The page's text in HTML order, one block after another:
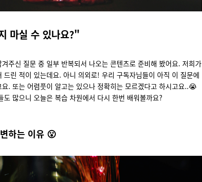
마실 수 있나요?"
주신 질문 중 일부 반복되서 나오는 콘텐츠로 준비해 봤어요. 저희가
드린 적이 있는데요. 아니 의외로! 우리 구독자님들이 아직 이 질문에
. 또는 어렴풋이 알고는 있으나 정확히는 모르겠다고 하시고요..😭
많으니 오늘은 복습 차원에서 다시 한번 배워볼까요?
하는 이유 😮